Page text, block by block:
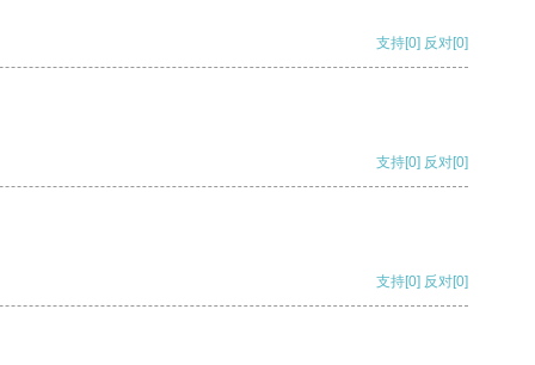
支持[0] 反对[0]
支持[0] 反对[0]
支持[0] 反对[0]